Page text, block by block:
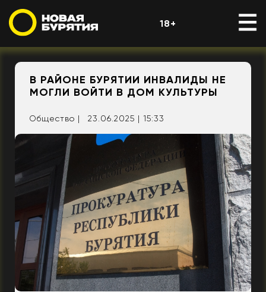
18+
В РАЙОНЕ БУРЯТИИ ИНВАЛИДЫ НЕ
МОГЛИ ВОЙТИ В ДОМ КУЛЬТУРЫ
Общество | 23.06.2025 | 15:33